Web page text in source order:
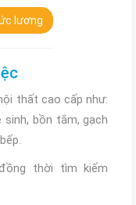
lương
thất cao cấp như:
bồn tắm, gạch
thời tìm kiếm